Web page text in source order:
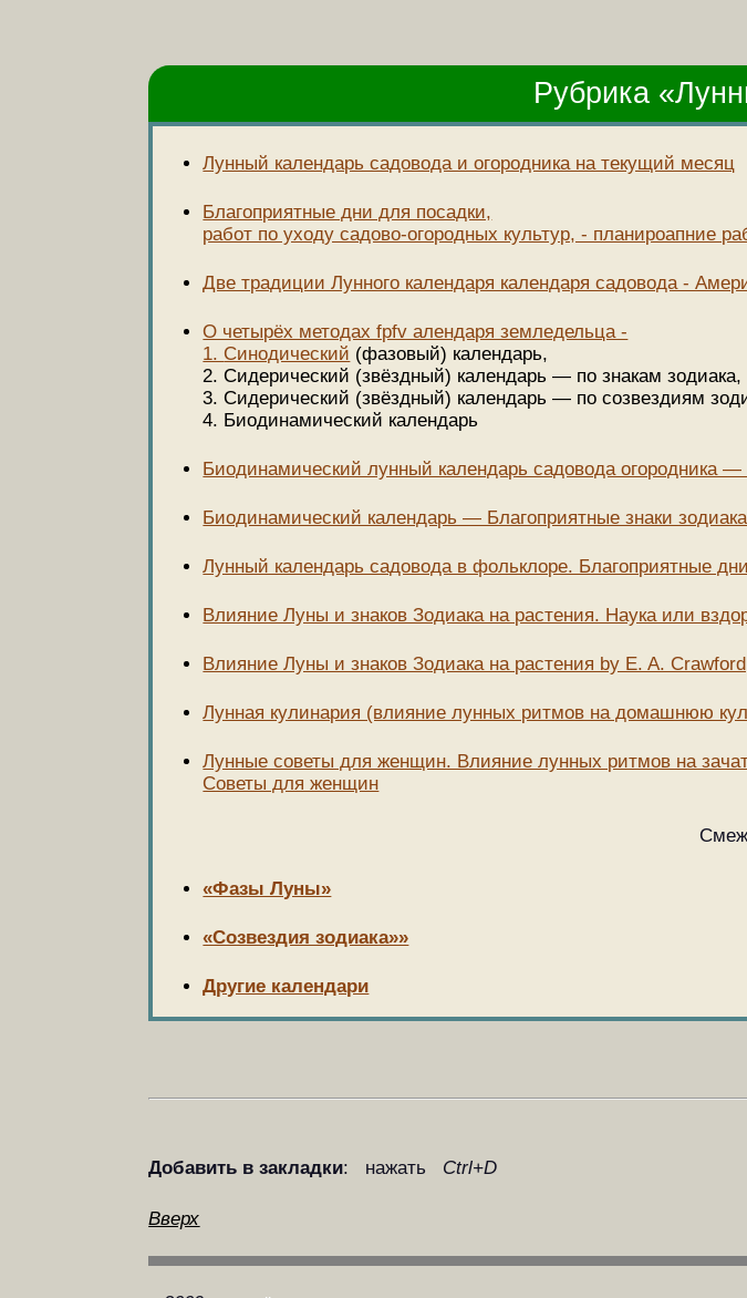
Рубрика
Лунный календарь садовода и огородника на текущий месяц
Благоприятные дни для посадки,
работ по уходу садово-огородных культур, - планироапние
Две традиции Лунного календаря календаря садовода -
О четырёх методах fpfv алендаря земледельца -
1. Синодический (фазовый) календарь,
2. Сидерический (звёздный) календарь — по знакам зодиака,
3. Сидерический (звёздный) календарь — по созвездиям
4. Биодинамический календарь
Биодинамический лунный календарь садовода огородника —
Биодинамический календарь — Благоприятные знаки
Лунный календарь садовода в фольклоре. Благоприятные
Влияние Луны и знаков Зодиака на растения. Наука или
Влияние Луны и знаков Зодиака на растения by E. A.
Лунная кулинария (влияние лунных ритмов на домашнюю
Лунные советы для женщин. Влияние лунных ритмов на
Советы для женщин
«Фазы Луны»
«Созвездия зодиака»»
Другие календари
Добавить в закладки: нажать Ctrl+D
Вверх